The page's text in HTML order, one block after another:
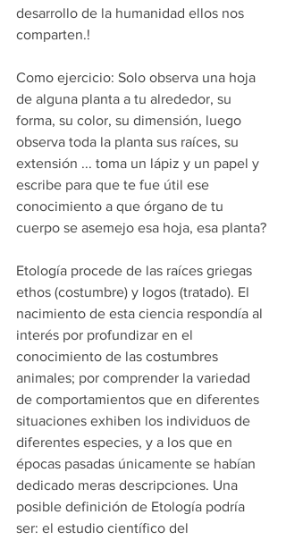
desarrollo de la humanidad ellos nos
comparten.!
Como ejercicio: Solo observa una hoja
de alguna planta a tu alrededor, su
forma, su color, su dimensión, luego
observa toda la planta sus raíces, su
extensión ... toma un lápiz y un papel y
escribe para que te fue útil ese
conocimiento a que órgano de tu
cuerpo se asemejo esa hoja, esa planta?
Etología procede de las raíces griegas
ethos (costumbre) y logos (tratado). El
nacimiento de esta ciencia respondía al
interés por profundizar en el
conocimiento de las costumbres
animales; por comprender la variedad
de comportamientos que en diferentes
situaciones exhiben los individuos de
diferentes especies, y a los que en
épocas pasadas únicamente se habían
dedicado meras descripciones. Una
posible definición de Etología podría
ser: el estudio científico del